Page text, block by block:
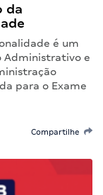
da
é um
Administrativo e
para o Exame
Compartilhe